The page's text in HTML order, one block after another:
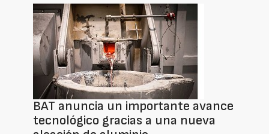
BAT anuncia un importante avance
tecnológico gracias a una nueva